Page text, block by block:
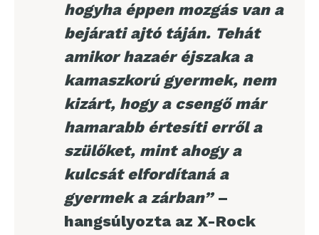
hogyha éppen mozgás van a
bejárati ajtó táján. Tehát
amikor hazaér éjszaka a
kamaszkorú gyermek, nem
kizárt, hogy a csengő már
hamarabb értesíti erről a
szülőket, mint ahogy a
kulcsát elfordítaná a
gyermek a zárban”–
hangsúlyozta az X-Rock